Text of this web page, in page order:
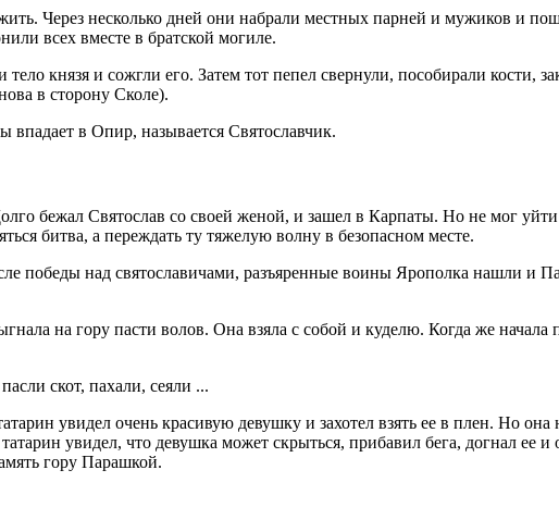
Через несколько дней они набрали местных парней и мужиков и
всех вместе в братской могиле.
князя и сожгли его. Затем тот пепел свернули, пособирали кости,
в сторону Сколе).
впадает в Опир, называется Святославчик.
бежал Святослав со своей женой, и зашел в Карпаты. Но не мог
битва, а переждать ту тяжелую волну в безопасном месте.
победы над святославичами, разъяренные воины Ярополка нашли и
на гору пасти волов. Она взяла с собой и куделю. Когда же начала
скот, пахали, сеяли ...
увидел очень красивую девушку и захотел взять ее в плен. Но она
увидел, что девушка может скрыться, прибавил бега, догнал ее и
гору Парашкой.